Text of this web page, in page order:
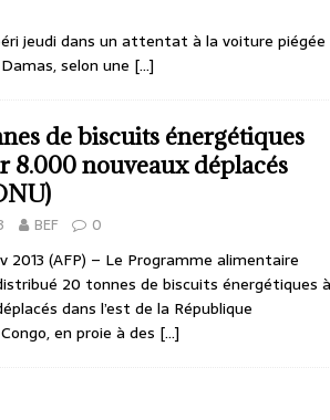
jeudi dans un attentat à la voiture piégée
selon une […]
de biscuits énergétiques
nouveaux déplacés
BEF 0
2013 (AFP) – Le Programme alimentaire
20 tonnes de biscuits énergétiques à
dans l’est de la République
en proie à des […]